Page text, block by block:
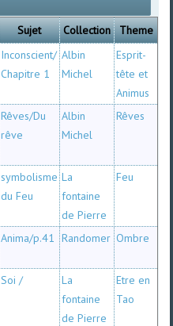
Sujet Collection Theme
Inconscient/
Chapitre 1
Albin
Michel
Esprit-
tête et
Animus
Rêves/Du
rêve
Albin
Michel
Rêves
symbolisme
du Feu
La
fontaine
de Pierre
Feu
Anima/p.41 Randomer Ombre
Soi /
La
fontaine
de Pierre
Etre en
Tao